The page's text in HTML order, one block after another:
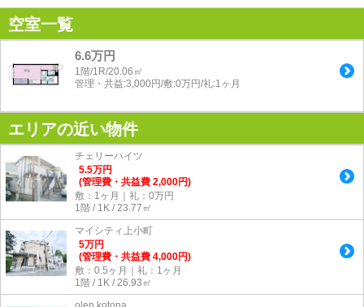
空室一覧
6.6万円
1階/1R/20.06㎡
管理・共益:3,000円/敷:0万円/礼:1ヶ月
エリアの近い物件
チェリーハイツ
5.5万円
(管理費・共益費 2,000円)
敷：1ヶ月｜礼：0万円
1階 / 1K / 23.77㎡
マイシティ上小町
5万円
(管理費・共益費 4,000円)
敷：0.5ヶ月｜礼：1ヶ月
1階 / 1K / 26.93㎡